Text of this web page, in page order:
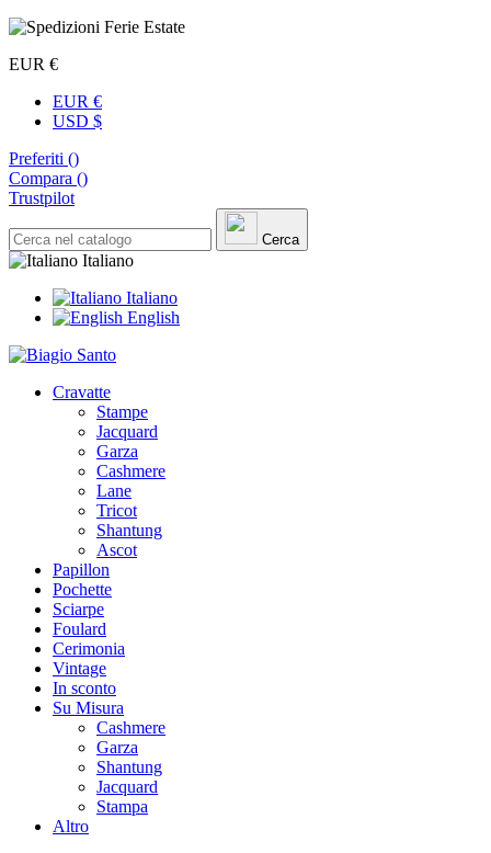
EUR €
EUR €
USD $
Preferiti ()
Compara ()
Trustpilot
Cerca
Italiano
Italiano
English
Cravatte
Stampe
Jacquard
Garza
Cashmere
Lane
Tricot
Shantung
Ascot
Papillon
Pochette
Sciarpe
Foulard
Cerimonia
Vintage
In sconto
Su Misura
Cashmere
Garza
Shantung
Jacquard
Stampa
Altro